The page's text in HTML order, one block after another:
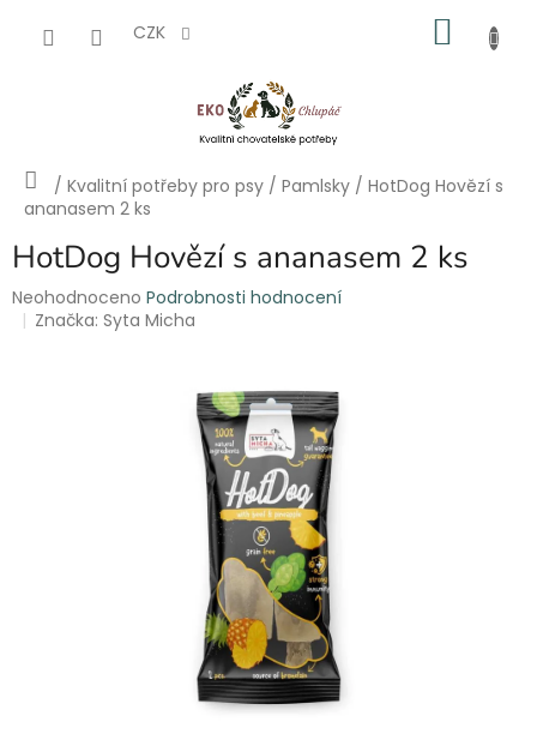
CZK
Domů
/ Kvalitní potřeby pro psy / Pamlsky / HotDog Hovězí s
ananasem 2 ks
HotDog Hovězí s ananasem 2 ks
Průměrné
hodnocení
Neohodnoceno Podrobnosti hodnocení
Značka:Syta Micha